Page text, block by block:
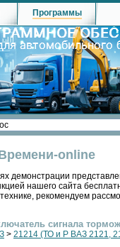
Программы
online
демонстрации
нашего сайта
рекомендуем
сигнала
> 21214 (ТО и Р ВАЗ 2121,